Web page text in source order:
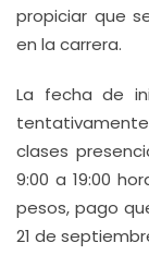
propiciar que
en la carrera.
La fecha de
tentativamente
clases
9:00 a 19:00
pesos, pago
21 de